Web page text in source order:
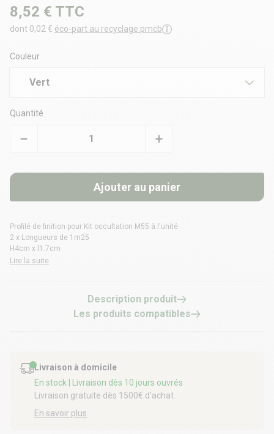
8,52 € TTC
dont 0,02 € éco-part au recyclage pmcb
Couleur
Vert
Quantité
Ajouter au panier
Profilé de finition pour Kit occultation M55 à l'unité
2 x Longueurs de 1m25
H4cm x l1.7cm
Lire la suite
Description produit
Les produits compatibles
Livraison à domicile
En stock
| Livraison dès 10 jours ouvrés
Livraison gratuite dès 1500€ d’achat.
En savoir plus